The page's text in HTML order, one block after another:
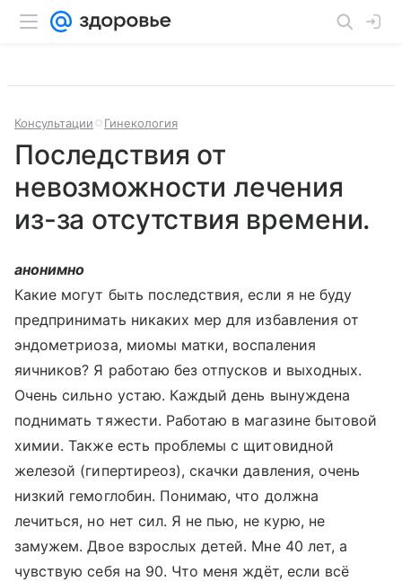
Консультации Гинекология
Последствия от
невозможности лечения
из-за отсутствия времени.
анонимно
Какие могут быть последствия, если я не буду
предпринимать никаких мер для избавления от
эндометриоза, миомы матки, воспаления
яичников? Я работаю без отпусков и выходных.
Очень сильно устаю. Каждый день вынуждена
поднимать тяжести. Работаю в магазине бытовой
химии. Также есть проблемы с щитовидной
железой (гипертиреоз), скачки давления, очень
низкий гемоглобин. Понимаю, что должна
лечиться, но нет сил. Я не пью, не курю, не
замужем. Двое взрослых детей. Мне 40 лет, а
чувствую себя на 90. Что меня ждёт, если всё